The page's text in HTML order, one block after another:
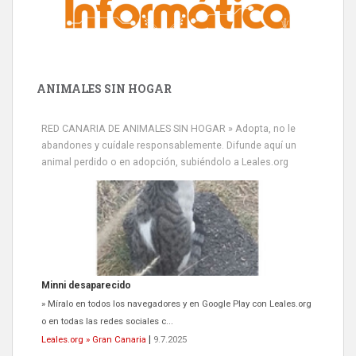
ANIMALES SIN HOGAR
RED CANARIA DE ANIMALES SIN HOGAR » Adopta, no le
abandones y cuídale responsablemente. Difunde aquí un
animal perdido o en adopción, subiéndolo a Leales.org
Minni desaparecido
» Míralo en todos los navegadores y en Google Play con Leales.org
o en todas las redes sociales c...
Leales.org » Gran Canaria
9.7.2025